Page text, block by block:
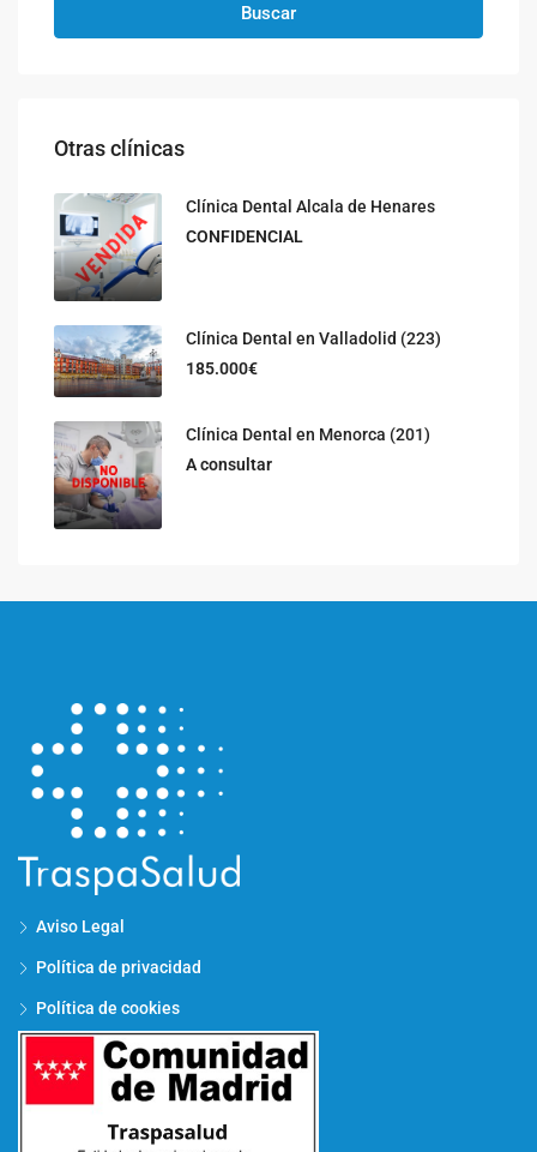
Buscar
Otras clínicas
Clínica Dental Alcala de Henares
CONFIDENCIAL
Clínica Dental en Valladolid (223)
185.000€
Clínica Dental en Menorca (201)
A consultar
Aviso Legal
Política de privacidad
Política de cookies